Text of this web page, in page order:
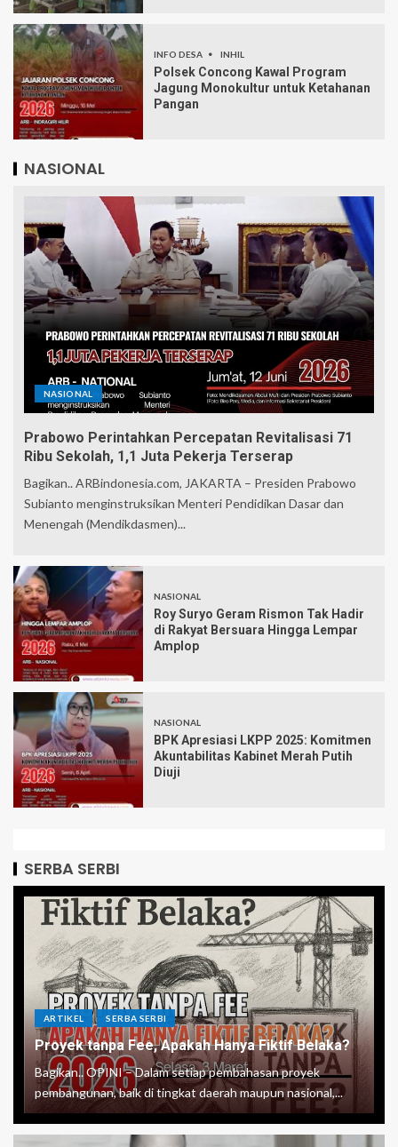
INFO DESA INHIL
Polsek Concong Kawal Program
Jagung Monokultur untuk Ketahanan
Pangan
NASIONAL
NASIONAL
Prabowo Perintahkan Percepatan Revitalisasi 71
Ribu Sekolah, 1,1 Juta Pekerja Terserap
Bagikan.. ARBindonesia.com, JAKARTA – Presiden Prabowo
Subianto menginstruksikan Menteri Pendidikan Dasar dan
Menengah (Mendikdasmen)...
NASIONAL
Roy Suryo Geram Rismon Tak Hadir
di Rakyat Bersuara Hingga Lempar
Amplop
NASIONAL
BPK Apresiasi LKPP 2025: Komitmen
Akuntabilitas Kabinet Merah Putih
Diuji
SERBA SERBI
ARTIKEL SERBA SERBI
Proyek tanpa Fee, Apakah Hanya Fiktif Belaka?
Bagikan.. OPINI – Dalam setiap pembahasan proyek
pembangunan, baik di tingkat daerah maupun nasional,...